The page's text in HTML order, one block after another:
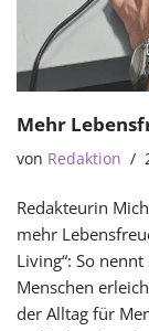
Mehr
von Redaktion
Redakteurin
mehr
Living“: So
Menschen
der Alltag für